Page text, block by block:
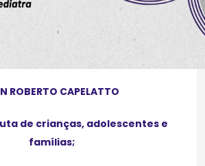
ROBERTO CAPELATTO
de crianças, adolescentes e
famílias;